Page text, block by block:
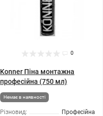
0
Konner Піна монтажна
професійна (750 мл)
Немає в наявності
Різновид:
Професійна